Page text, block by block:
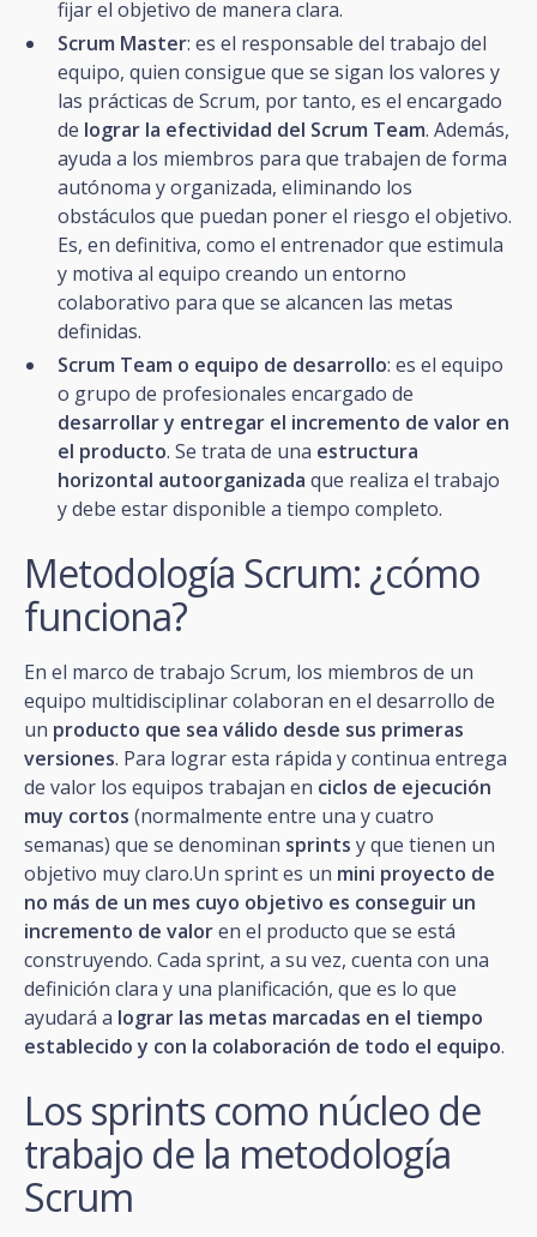
fijar el objetivo de manera clara.
Scrum Master: es el responsable del trabajo del
equipo, quien consigue que se sigan los valores y
las prácticas de Scrum, por tanto, es el encargado
de lograr la efectividad del Scrum Team. Además,
ayuda a los miembros para que trabajen de forma
autónoma y organizada, eliminando los
obstáculos que puedan poner el riesgo el objetivo.
Es, en definitiva, como el entrenador que estimula
y motiva al equipo creando un entorno
colaborativo para que se alcancen las metas
definidas.
Scrum Team o equipo de desarrollo: es el equipo
o grupo de profesionales encargado de
desarrollar y entregar el incremento de valor en
el producto. Se trata de una estructura
horizontal autoorganizada que realiza el trabajo
y debe estar disponible a tiempo completo.
Metodología Scrum: ¿cómo
funciona?
En el marco de trabajo Scrum, los miembros de un
equipo multidisciplinar colaboran en el desarrollo de
un producto que sea válido desde sus primeras
versiones. Para lograr esta rápida y continua entrega
de valor los equipos trabajan en ciclos de ejecución
muy cortos (normalmente entre una y cuatro
semanas) que se denominan sprints y que tienen un
objetivo muy claro.Un sprint es un mini proyecto de
no más de un mes cuyo objetivo es conseguir un
incremento de valoren el producto que se está
construyendo. Cada sprint, a su vez, cuenta con una
definición clara y una planificación, que es lo que
ayudará a lograr las metas marcadas en el tiempo
establecido y con la colaboración de todo el equipo.
Los sprints como núcleo de
trabajo de la metodología
Scrum